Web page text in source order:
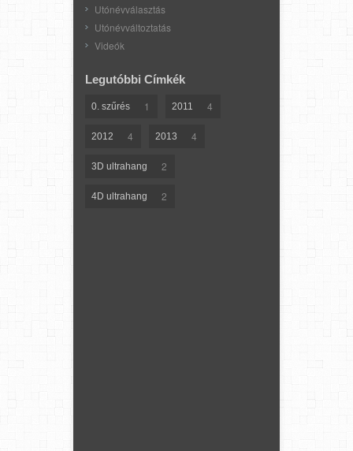
Utónévválasztás
Utónévváltoztatás
Videók
Legutóbbi Címkék
0. szűrés 1 2011 4
2012 4 2013 4
3D ultrahang 2
4D ultrahang 2